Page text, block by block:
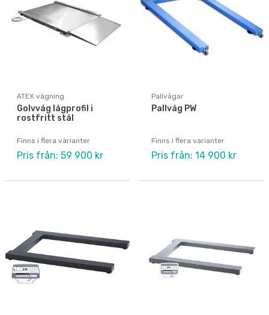
ATEX vägning
Golvvåg lågprofil i
rostfritt stål
Finns i flera varianter
Pris från: 59 900 kr
Pallvågar
Pallvåg PW
Finns i flera varianter
Pris från: 14 900 kr